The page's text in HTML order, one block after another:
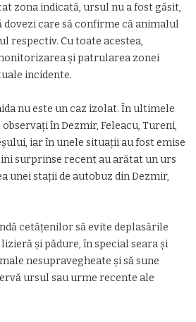
zona indicată, ursul nu a fost găsit,
care să confirme că animalul
respectiv. Cu toate acestea,
și patrularea zonei
incidente.
nu este un caz izolat. În ultimele
în Dezmir, Feleacu, Tureni,
iar în unele situații au fost emise
surprinse recent au arătat un urs
unei stații de autobuz din Dezmir,
cetățenilor să evite deplasările
și pădure, în special seara și
nesupravegheate și să sune
ursul sau urme recente ale